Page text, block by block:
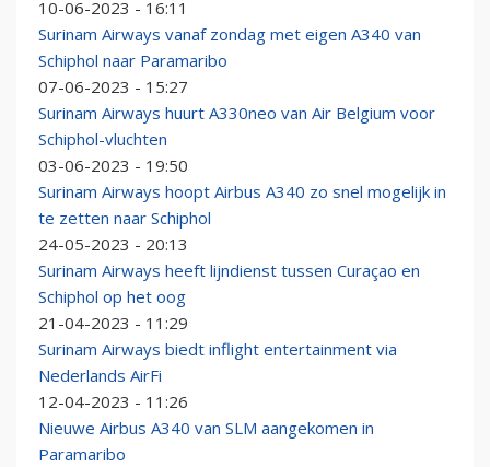
10-06-2023 - 16:11
Surinam Airways vanaf zondag met eigen A340 van
Schiphol naar Paramaribo
07-06-2023 - 15:27
Surinam Airways huurt A330neo van Air Belgium voor
Schiphol-vluchten
03-06-2023 - 19:50
Surinam Airways hoopt Airbus A340 zo snel mogelijk in
te zetten naar Schiphol
24-05-2023 - 20:13
Surinam Airways heeft lijndienst tussen Curaçao en
Schiphol op het oog
21-04-2023 - 11:29
Surinam Airways biedt inflight entertainment via
Nederlands AirFi
12-04-2023 - 11:26
Nieuwe Airbus A340 van SLM aangekomen in
Paramaribo